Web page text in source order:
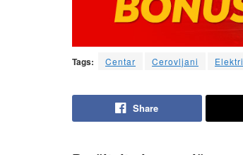
Tags: Centar Cerovljani
Share